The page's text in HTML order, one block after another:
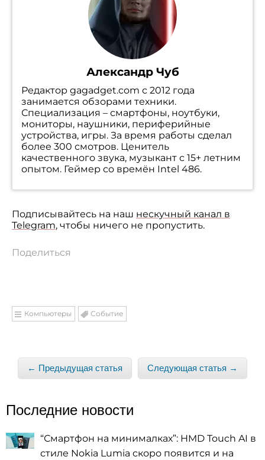
Александр Чуб
Редактор gagadget.com с 2012 года
занимается обзорами техники.
Специализация – смартфоны, ноутбуки,
мониторы, наушники, периферийные
устройства, игры. За время работы сделал
более 300 смотров. Ценитель
качественного звука, музыкант с 15+ летним
опытом. Геймер со времён Intel 486.
Подписывайтесь на наш нескучный канал в
Telegram, чтобы ничего не пропустить.
Поделиться
Компьютеры Событие
← Предыдущая статья Следующая статья →
Последние новости
“Смартфон на минималках”: HMD Touch AI в
стиле Nokia Lumia скоро появится и на